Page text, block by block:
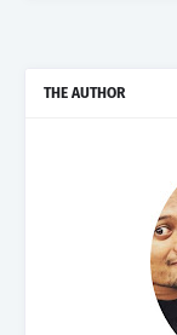
THE AUTHOR